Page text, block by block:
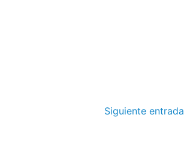
Siguiente entrada